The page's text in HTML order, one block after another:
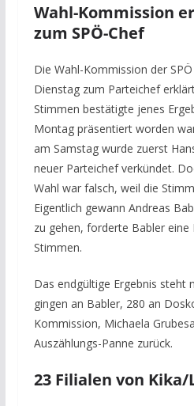
Wahl-Kommission
zum SPÖ-Chef
Die Wahl-Kommission der
Dienstag zum Parteichef
Stimmen bestätigte jenes
Montag präsentiert worden
am Samstag wurde zuerst
neuer Parteichef verkündet.
Wahl war falsch, weil die
Eigentlich gewann Andreas
zu gehen, forderte Babler eine
Stimmen.
Das endgültige Ergebnis steht
gingen an Babler, 280 an
Kommission, Michaela
Auszählungs-Panne zurück.
23 Filialen von